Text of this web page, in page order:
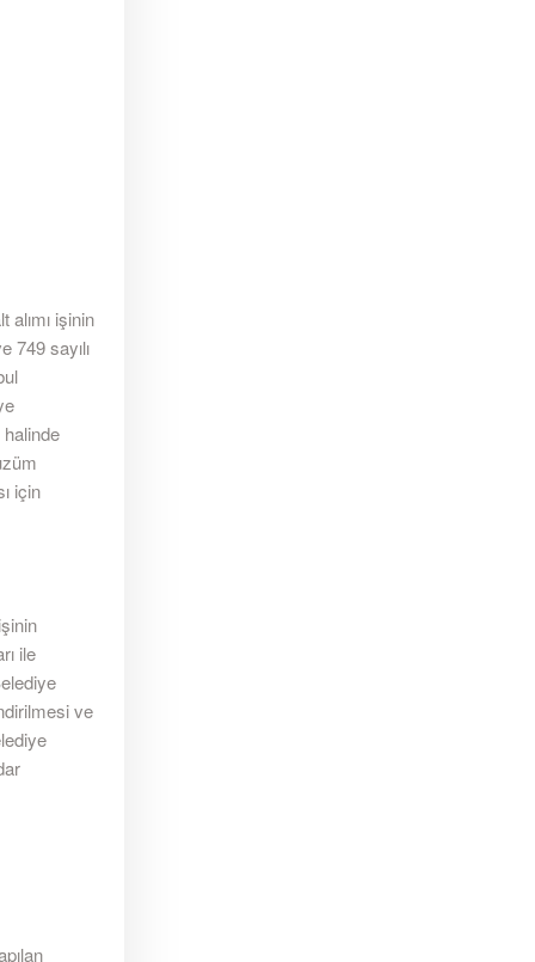
alımı işinin
749 sayılı
halinde
için
ile
ve